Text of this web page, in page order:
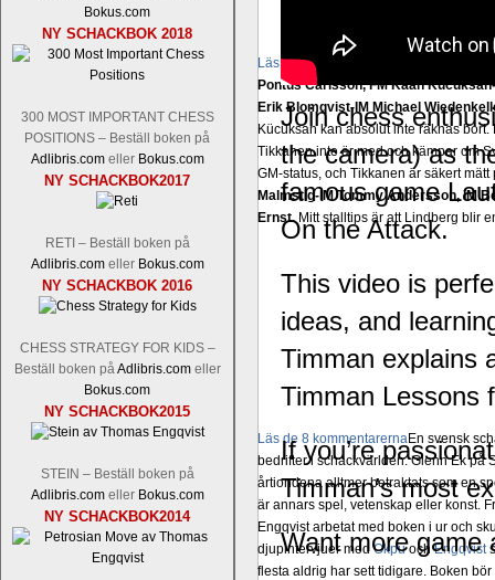
Bokus.com
NY SCHACKBOK 2018
300 MOST IMPORTANT CHESS
POSITIONS – Beställ boken på
Adlibris.comeller Bokus.com
NY SCHACKBOK2017
RETI – Beställ boken på
Adlibris.comeller Bokus.com
NY SCHACKBOK 2016
CHESS STRATEGY FOR KIDS –
Beställ boken påAdlibris.comeller
Bokus.com
NY SCHACKBOK2015
STEIN – Beställ boken på
Adlibris.comeller Bokus.com
NY SCHACKBOK2014
Läs de 3 kommentarerna
Pontus Carlsson, FM Kaan
Erik Blomqvist-IM Michael
Kücüksan kan absolut inte räknas
Tikkanen inte är med och kämpar om
GM-status, och Tikkanen är säkert
Malmstig-IM Tommy Andersson, IM
Ernst.Mitt stalltips är att Lindberg blir
Läs de 8 kommentarernaEn svensk
bedrifter i schackvärlden. Glenn Ek på
årtiondena alltmer betraktats som en
är annars spel, vetenskap eller konst.
Engqvist arbetat med boken i ur och
djupintervjuer medOkpuochEngqvist
flesta aldrig har sett tidigare. Boken
Join chess
the camera) as
famous game
On the Attack.
This video is
ideas, and
Timman explains
Timman Lessons
If you’re
Timman’s most
Want more game